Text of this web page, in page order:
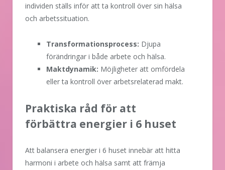
individen ställs inför att ta kontroll över sin hälsa
och arbetssituation.
Transformationsprocess: Djupa
förändringar i både arbete och hälsa.
Maktdynamik: Möjligheter att omfördela
eller ta kontroll över arbetsrelaterad makt.
Praktiska råd för att
förbättra energier i 6 huset
Att balansera energier i 6 huset innebär att hitta
harmoni i arbete och hälsa samt att främja